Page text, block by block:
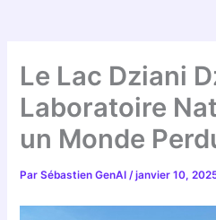
Le Lac Dziani
Laboratoire
un Monde
ParSébastien GenAI/janvier 10,